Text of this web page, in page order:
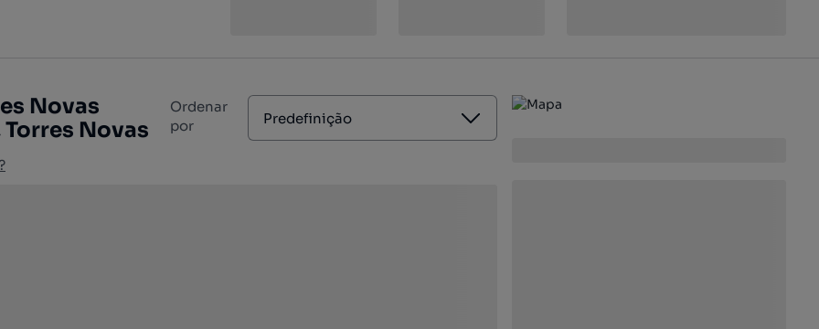
Novas
Novas
Ordenar
por
Predefinição